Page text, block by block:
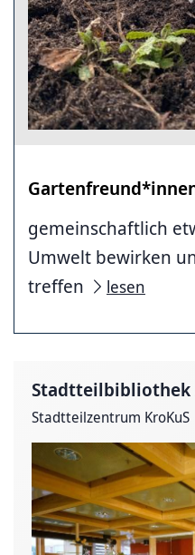
gemeinschaftlich
Umwelt bewirken
treffen
lesen
Stadtteilbibliothek
Stadtteilzentrum KroKuS